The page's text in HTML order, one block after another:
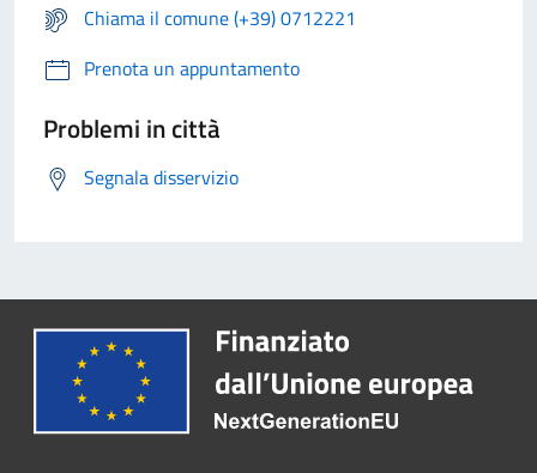
Chiama il comune (+39) 0712221
Prenota un appuntamento
Problemi in città
Segnala disservizio